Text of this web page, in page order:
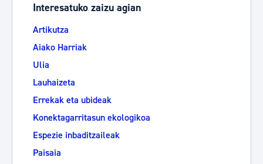
Interesatuko zaizu agian
Artikutza
Aiako Harriak
Ulia
Lauhaizeta
Errekak eta ubideak
Konektagarritasun ekologikoa
Espezie inbaditzaileak
Paisaia